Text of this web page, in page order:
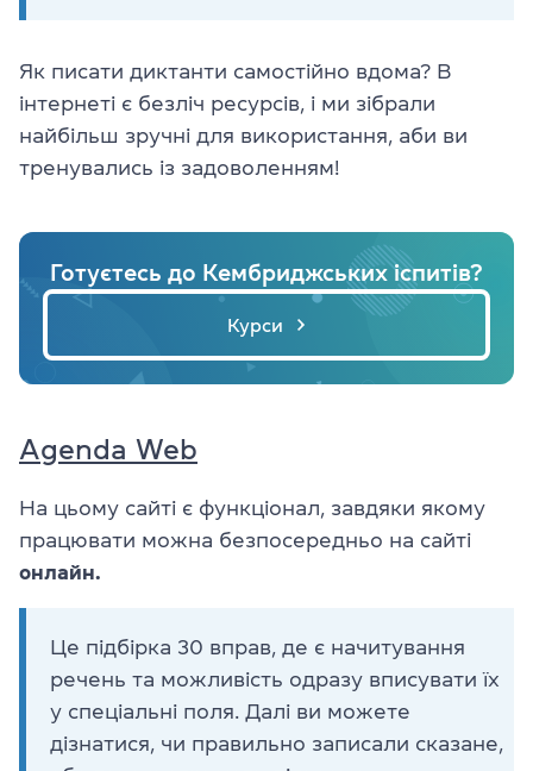
Як писати диктанти самостійно вдома? В
інтернеті є безліч ресурсів, і ми зібрали
найбільш зручні для використання, аби ви
тренувались із задоволенням!
Готуєтесь до Кембриджських іспитів?
Курси
Agenda Web
На цьому сайті є функціонал, завдяки якому
працювати можна безпосередньо на сайті
онлайн.
Це підбірка 30 вправ, де є начитування
речень та можливість одразу вписувати їх
у спеціальні поля. Далі ви можете
дізнатися, чи правильно записали сказане,